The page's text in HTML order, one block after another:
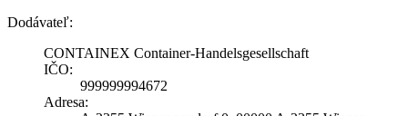
Dodávateľ:
CONTAINEX Container-Handelsgesellschaft
IČO:
999999994672
Adresa: